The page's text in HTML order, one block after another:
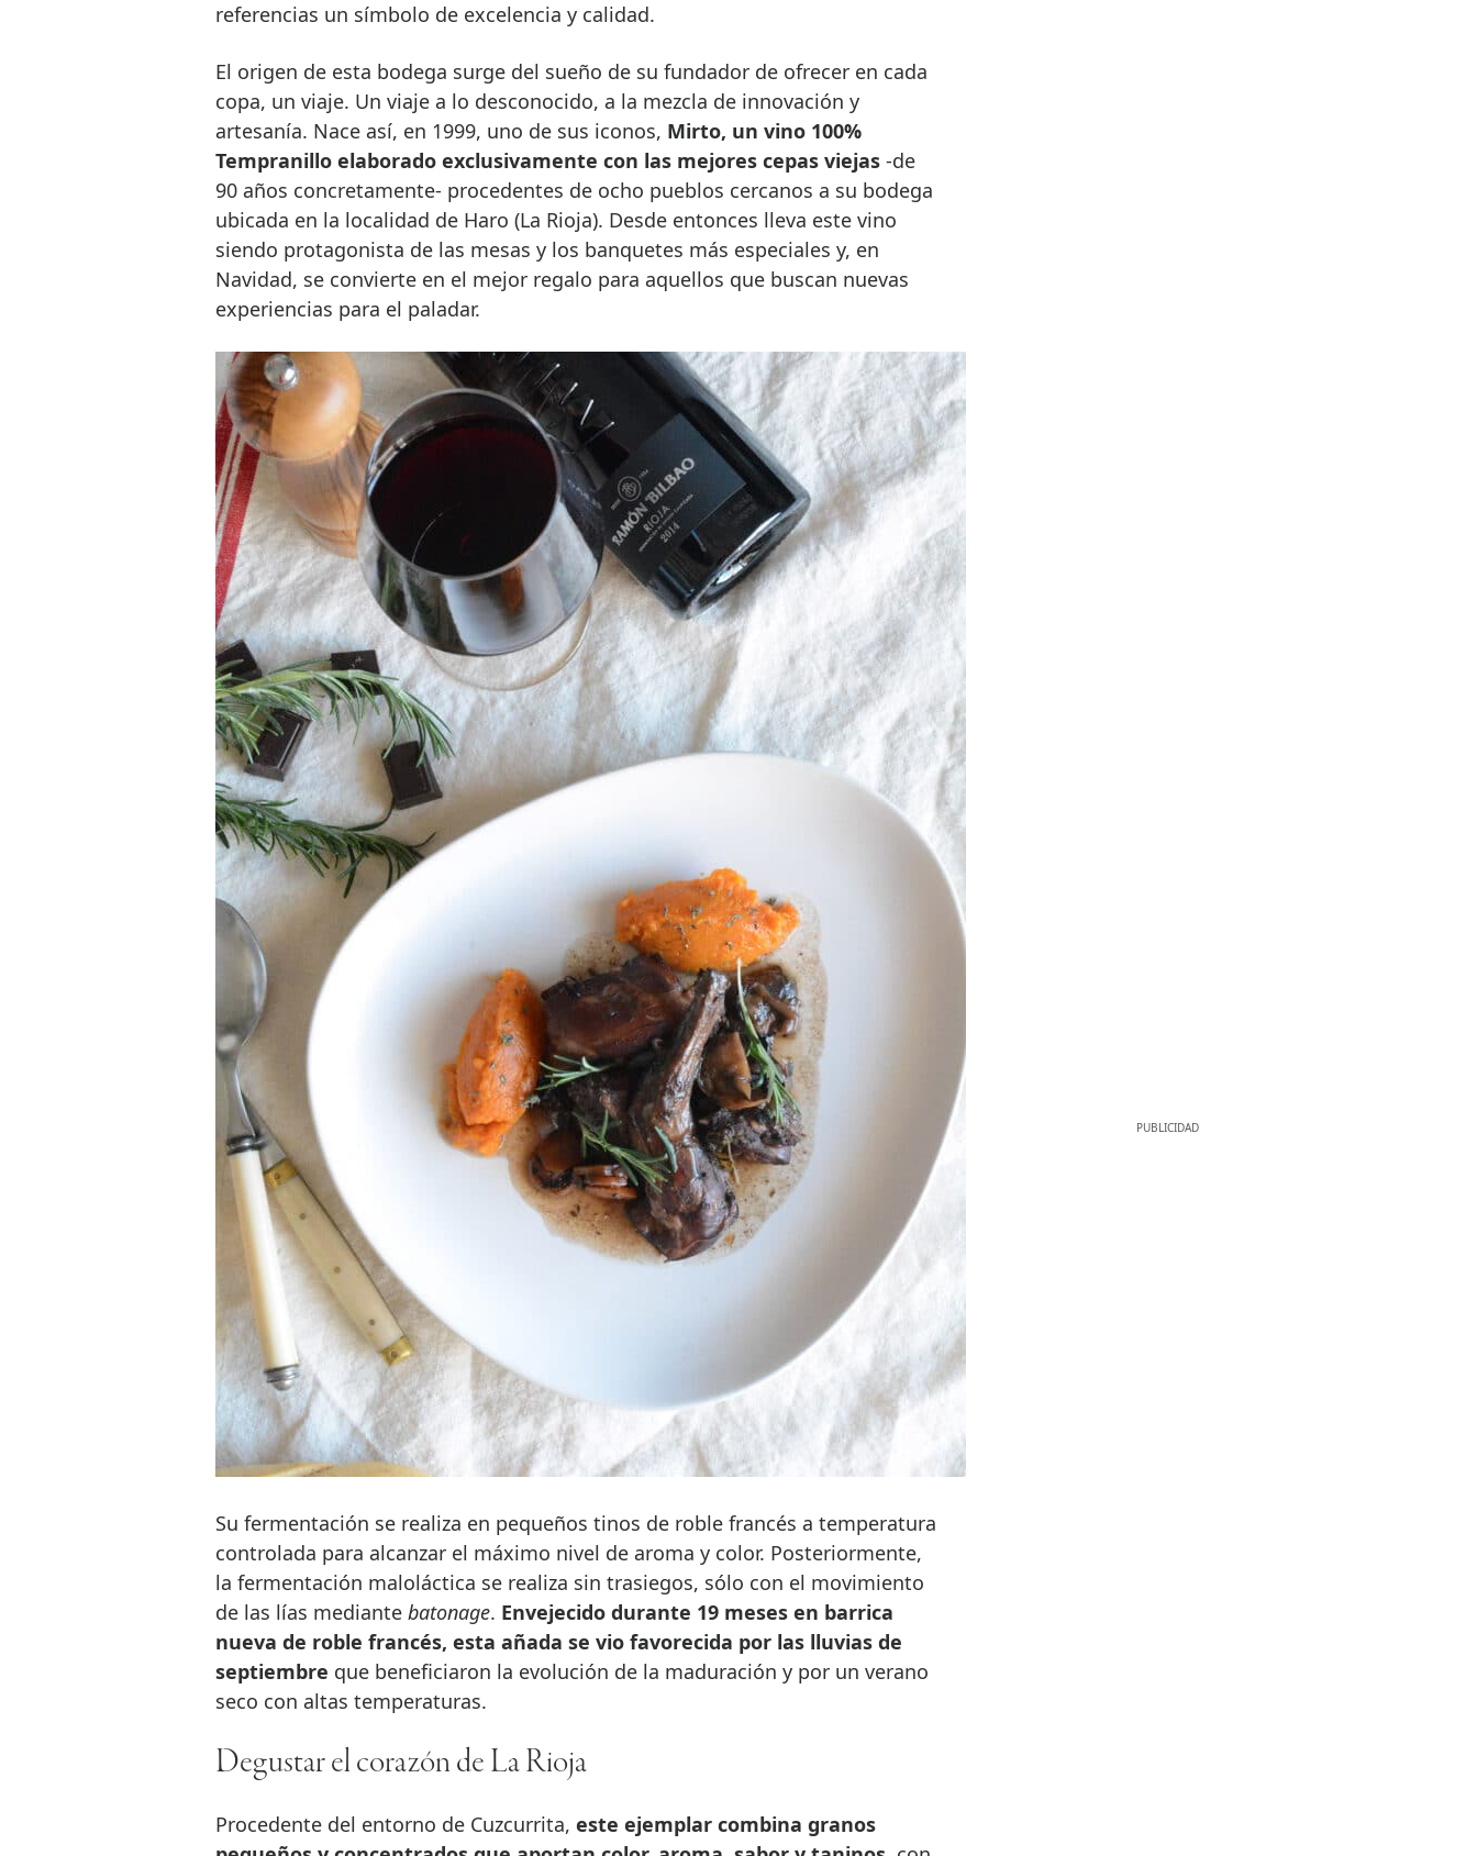
referencias un símbolo de excelencia y calidad.
El origen de esta bodega surge del sueño de su fundador de ofrecer en cada
copa, un viaje. Un viaje a lo desconocido, a la mezcla de innovación y
artesanía. Nace así, en 1999, uno de sus iconos, Mirto, un vino 100%
Tempranillo elaborado exclusivamente con las mejores cepas viejas-de
90 años concretamente- procedentes de ocho pueblos cercanos a su bodega
ubicada en la localidad de Haro (La Rioja). Desde entonces lleva este vino
siendo protagonista de las mesas y los banquetes más especiales y, en
Navidad, se convierte en el mejor regalo para aquellos que buscan nuevas
experiencias para el paladar.
Su fermentación se realiza en pequeños tinos de roble francés a temperatura
controlada para alcanzar el máximo nivel de aroma y color. Posteriormente,
la fermentación maloláctica se realiza sin trasiegos, sólo con el movimiento
de las lías mediante batonage. Envejecido durante 19 meses en barrica
nueva de roble francés, esta añada se vio favorecida por las lluvias de
septiembre que beneficiaron la evolución de la maduración y por un verano
seco con altas temperaturas.
Degustar el corazón de La Rioja
Procedente del entorno de Cuzcurrita, este ejemplar combina granos